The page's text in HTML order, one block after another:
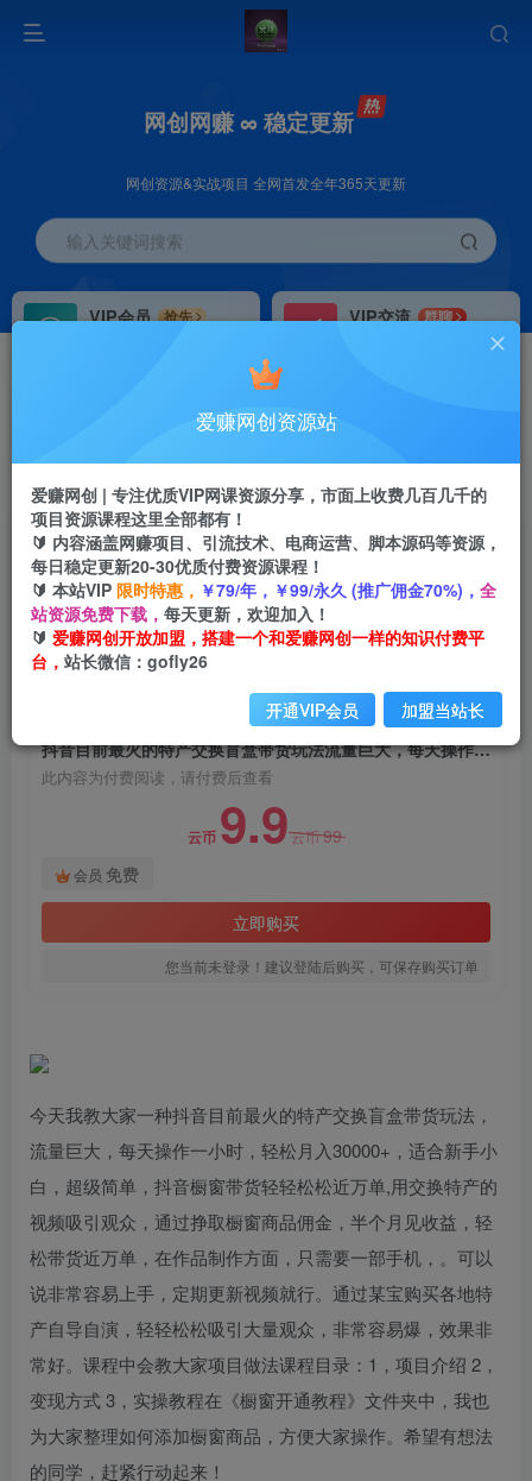
网创网赚 ∞ 稳定更新
网创资源&实战项目 全网首发全年365天更新
输入关键词搜索
VIP会员
抢先
VIP交流
群聊
研究探讨更多创业项目路子。
会员专属推广链接
首页 创业课程 VIP免费 正文
抖音目前最火的特产交换盲盒带货玩法流量巨大，
每天操作一小时，轻松月入30000+
爱赚网创
2年前发布
关注 私信
抖音目前最火的特产交换盲盒带货玩法流量巨大，每天操作一小时，轻松月入30000+
此内容为付费阅读，请付费后查看
云币 9.9云币99
会员 免费
立即购买
您当前未登录！建议登陆后购买，可保存购买订单
今天我教大家一种抖音目前最火的特产交换盲盒带货玩法，
流量巨大，每天操作一小时，轻松月入30000+，适合新手小
白，超级简单，抖音橱窗带货轻轻松松近万单,用交换特产的
视频吸引观众，通过挣取橱窗商品佣金，半个月见收益，轻
松带货近万单，在作品制作方面，只需要一部手机，。可以
说非常容易上手，定期更新视频就行。通过某宝购买各地特
产自导自演，轻轻松松吸引大量观众，非常容易爆，效果非
常好。课程中会教大家项目做法课程目录：1，项目介绍 2，
变现方式 3，实操教程在《橱窗开通教程》文件夹中，我也
为大家整理如何添加橱窗商品，方便大家操作。希望有想法
的同学，赶紧行动起来！
爱赚网创资源站
爱赚网创 | 专注优质VIP网课资源分享，市面上收费几百几千的
项目资源课程这里全部都有！
🔰 内容涵盖网赚项目、引流技术、电商运营、脚本源码等资源，
每日稳定更新20-30优质付费资源课程！
🔰 本站VIP 限时特惠， ￥79/年，￥99/永久 (推广佣金70%)， 全
站资源免费下载， 每天更新，欢迎加入！
🔰 爱赚网创开放加盟，搭建一个和爱赚网创一样的知识付费平
台， 站长微信：gofly26
开通VIP会员 加盟当站长